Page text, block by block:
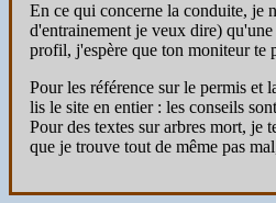
En ce qui concerne la conduite, je
d'entrainement je veux dire)
profil, j'espère que ton moniteur te
Pour les référence sur le permis et
lis le site en entier : les conseils
Pour des textes sur arbres mort, je
que je trouve tout de même pas